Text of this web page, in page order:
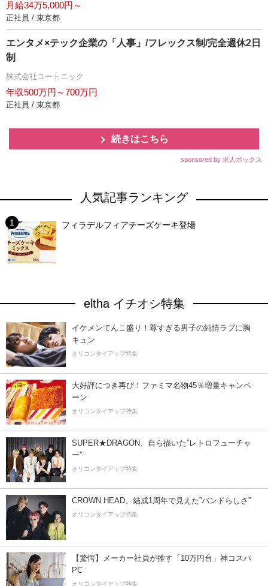
月給34万5,000円～
正社員 / 東京都
エンタメ×テック企業の「人事」/フレックス制/完全週休2日
制
株式会社ユートニック
年収500万円～700万円
正社員 / 東京都
続きはこちら
sponsored by 求人ボックス
人気記事ランキング
フィラデルフィアチーズケーキ登場
eltha イチオシ特集
イケメンてんこ盛り！尊すぎる男子の純情ラブに胸
キュン
オリコンタイアップ特集
大好評につき再び！ファミマ名物45％増量キャンペ
ーン
オリコンタイアップ特集
SUPER★DRAGON、自ら描いた”レトロフューチャ
ー”
オリコンタイアップ特集
CROWN HEAD、結成1周年で見えた”バンドらしさ”
オリコンタイアップ特集
【驚愕】メーカー社員が推す「10万円台」神コスパ
PC
オリコンタイアップ特集